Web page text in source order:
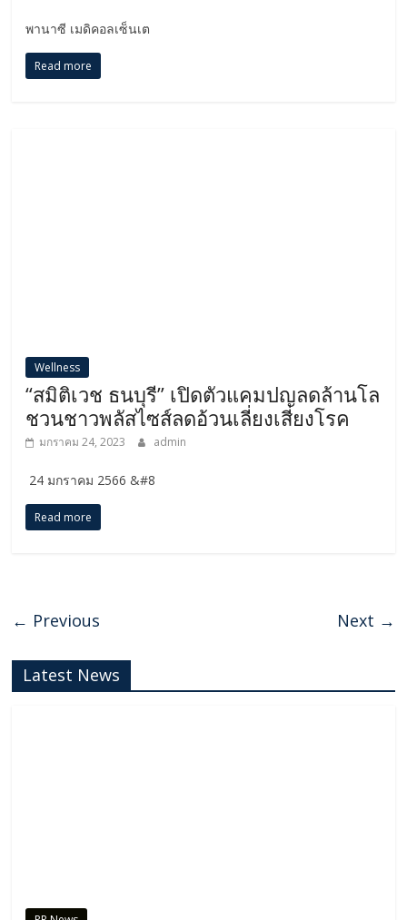
พานาซี เมดิคอลเซ็นเต
Read more
Wellness
“สมิติเวช ธนบุรี” เปิดตัวแคมปญลดล้านโล
ชวนชาวพลัสไซส์ลดอ้วนเลี่ยงเสี่ยงโรค
มกราคม 24, 2023 admin
24 มกราคม​ 2566 &#8
Read more
← Previous Next →
Latest News